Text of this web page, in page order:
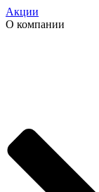
Акции
О компании